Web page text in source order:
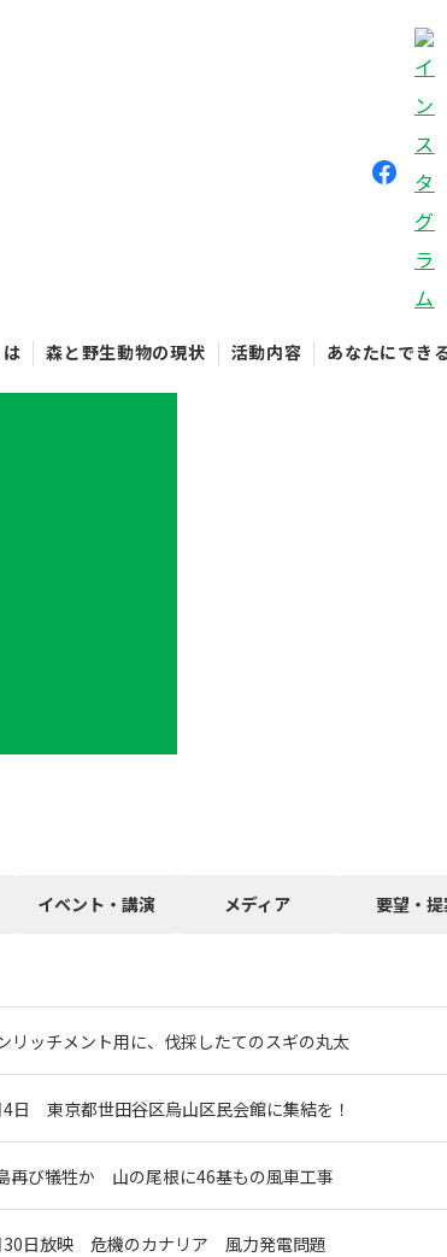
森と野生動物の現状 活動内容 あなたにでき
イベント・講演 メディア 要望・
リッチメント用に、伐採したてのスギの丸太
日 東京都世田谷区烏山区民会館に集結を！
再び犠牲か 山の尾根に46基もの風車工事
30日放映 危機のカナリア 風力発電問題